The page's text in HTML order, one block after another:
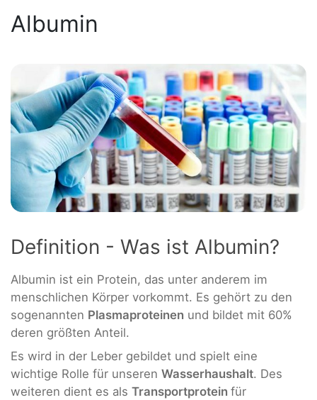
Albumin
Definition - Was ist Albumin?
Albumin ist ein Protein, das unter anderem im
menschlichen Körper vorkommt. Es gehört zu den
sogenannten Plasmaproteinen und bildet mit 60%
deren größten Anteil.
Es wird in der Leber gebildet und spielt eine
wichtige Rolle für unseren Wasserhaushalt. Des
weiteren dient es als Transportprotein für